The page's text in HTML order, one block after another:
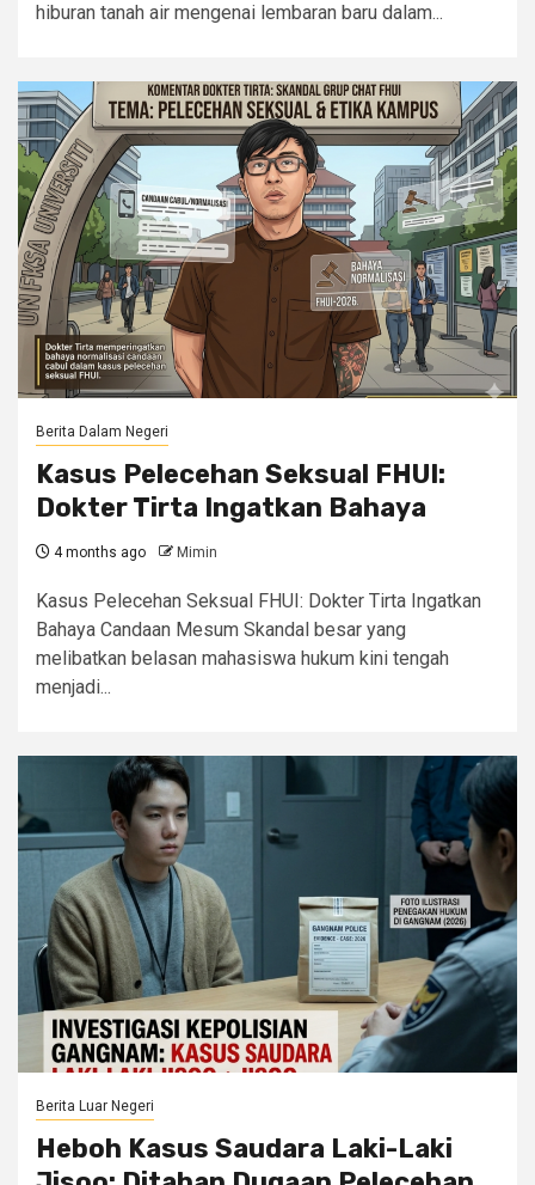
hiburan tanah air mengenai lembaran baru dalam...
Berita Dalam Negeri
Kasus Pelecehan Seksual FHUI:
Dokter Tirta Ingatkan Bahaya
4 months ago Mimin
Kasus Pelecehan Seksual FHUI: Dokter Tirta Ingatkan
Bahaya Candaan Mesum Skandal besar yang
melibatkan belasan mahasiswa hukum kini tengah
menjadi...
Berita Luar Negeri
Heboh Kasus Saudara Laki-Laki